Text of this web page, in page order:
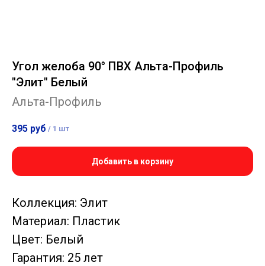
Угол желоба 90° ПВХ Альта-Профиль
"Элит" Белый
Альта-Профиль
395 руб / 1 шт
Добавить в корзину
Коллекция: Элит
Материал: Пластик
Цвет: Белый
Гарантия: 25 лет